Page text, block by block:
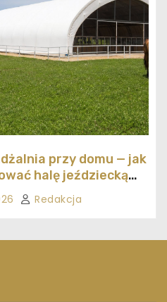
przy domu — jak
halę jeździecką
Redakcja